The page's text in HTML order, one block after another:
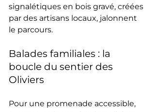
signalétiques en bois gravé, créées
par des artisans locaux, jalonnent
le parcours.
Balades familiales : la
boucle du sentier des
Oliviers
Pour une promenade accessible,